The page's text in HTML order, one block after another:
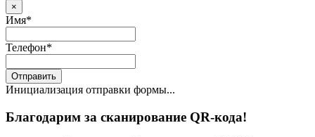
×
Имя*
Телефон*
Отправить
Инициализация отправки формы...
Благодарим за сканирование QR-кода!